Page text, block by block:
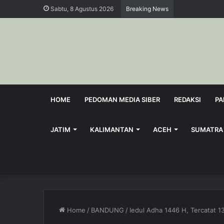
Sabtu, 8 Agustus 2026 Breaking News
HOME PEDOMAN MEDIA SIBER REDAKSI
JATIM KALIMANTAN ACEH SUMATRA
Home / BANDUNG / Iedul Adha 1446 H, Tercatat